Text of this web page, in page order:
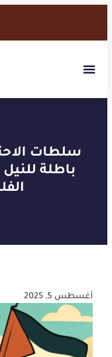
سلطات
باطلة
أغسطس 5, 2025